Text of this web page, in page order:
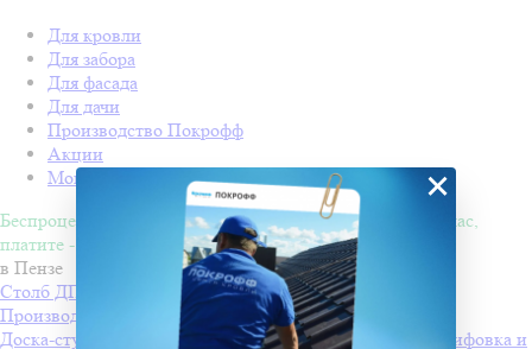
Для кровли
Для забора
Для фасада
Для дачи
Производство Покрофф
Акции
Монтаж
Беспроцентная рассрочка на 4 месяца. Покупайте - сейчас,
платите - потом!
в Пензе
Столб ДПК Grand Line 100х100мм тиснение (на трубу)
Производитель
Grand Line
Доска-ступень стартовая ДПК Grand Line 160х22мм шлифовка и
×